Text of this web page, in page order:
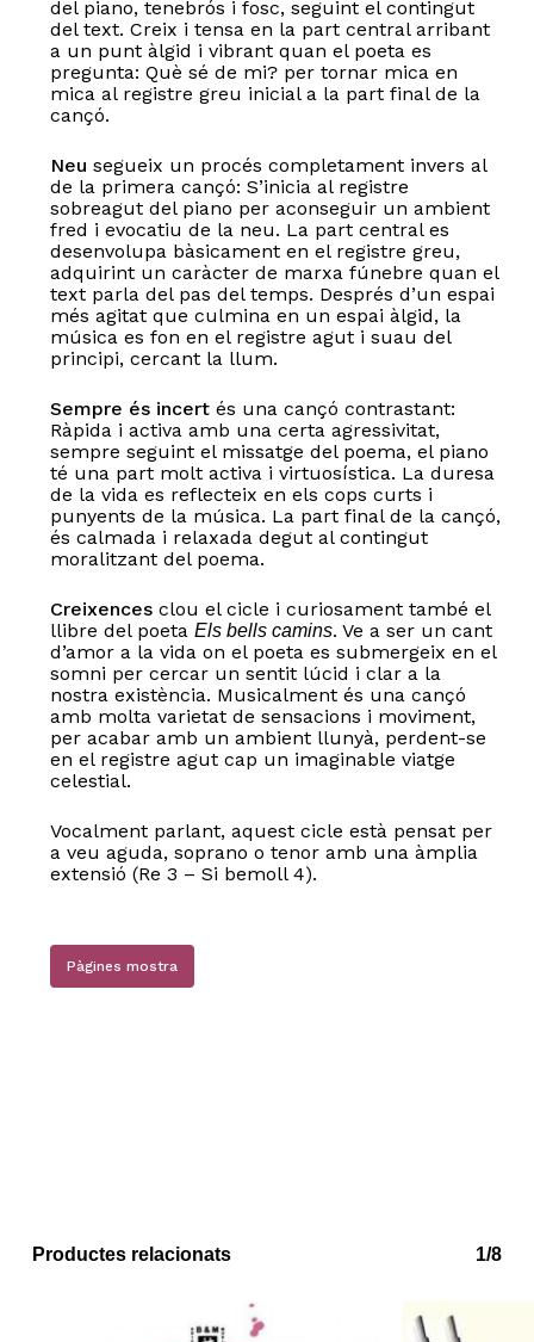
No hi ha productes a la cistella.
Go to shop
del piano, tenebrós i fosc, seguint el contingut
del text. Creix i tensa en la part central arribant
a un punt àlgid i vibrant quan el poeta es
pregunta: Què sé de mi? per tornar mica en
mica al registre greu inicial a la part final de la
cançó.
Neu segueix un procés completament invers al
de la primera cançó: S’inicia al registre
sobreagut del piano per aconseguir un ambient
fred i evocatiu de la neu. La part central es
desenvolupa bàsicament en el registre greu,
adquirint un caràcter de marxa fúnebre quan el
text parla del pas del temps. Després d’un espai
més agitat que culmina en un espai àlgid, la
música es fon en el registre agut i suau del
principi, cercant la llum.
Sempre és incertés una cançó contrastant:
Ràpida i activa amb una certa agressivitat,
sempre seguint el missatge del poema, el piano
té una part molt activa i virtuosística. La duresa
de la vida es reflecteix en els cops curts i
punyents de la música. La part final de la cançó,
és calmada i relaxada degut al contingut
moralitzant del poema.
Creixencesclou el cicle i curiosament també el
llibre del poeta Els bells camins. Ve a ser un cant
d’amor a la vida on el poeta es submergeix en el
somni per cercar un sentit lúcid i clar a la
nostra existència. Musicalment és una cançó
amb molta varietat de sensacions i moviment,
per acabar amb un ambient llunyà, perdent-se
en el registre agut cap un imaginable viatge
celestial.
Vocalment parlant, aquest cicle està pensat per
a veu aguda, soprano o tenor amb una àmplia
extensió (Re 3 – Si bemoll 4).
Pàgines mostra
Productes relacionats 1/8